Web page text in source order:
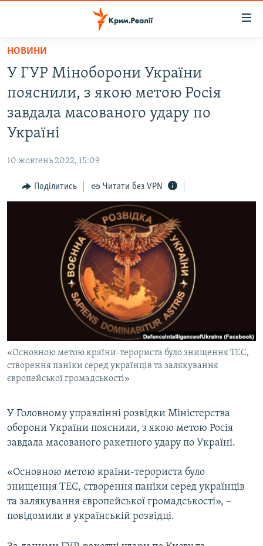
Перейти
основного
матеріалу
до
основної
Перейти
пошуку
ПОЛІТИКА
ІНТЕРВ'Ю
СПЕЦПРОЕКТИ
ДЕПОРТАЦІЯ
ВІДЕОУРОКИ «ELIFBE»
СВІДЧЕННЯ ОКУПАЦІЇ
УКРАЇНСЬКА ПРОБЛЕМА КРИМУ
ЯК ОБІЙТИ БЛОКУВАННЯ
НОВИНИ
У ГУР Міноборони України
пояснили, з якою метою Росія
завдала масованого удару по
Україні
10 жовтень 2022, 15:09
Поділитись Читати без VPN
«Основною метою країни-терориста було знищення ТЕС,
створення паніки серед українців та залякування
європейської громадськості»
У Головному управлінні розвідки Міністерства
оборони України пояснили, з якою метою Росія
завдала масованого ракетного удару по Україні.
«Основною метою країни-терориста було
знищення ТЕС, створення паніки серед українців
та залякування європейської громадськості», –
повідомили в українській розвідці.